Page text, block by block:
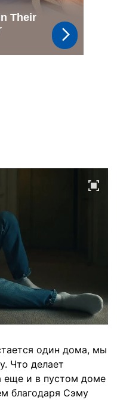
один дома, мы
Что делает
еще и в пустом доме
благодаря Сэму